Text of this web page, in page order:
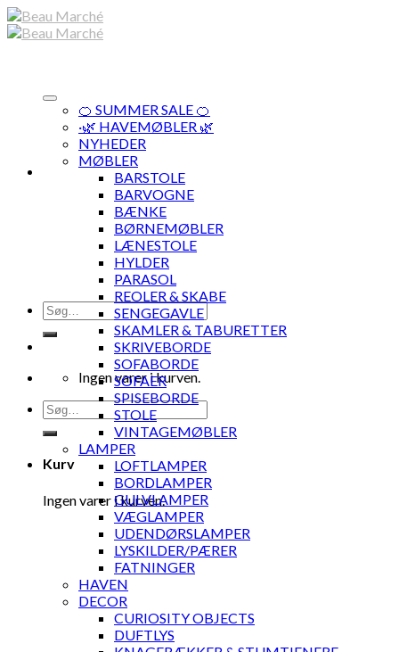
Skip
to
Søg
efter:
Ingen varer i kurven.
Søg
efter:
Kurv
Ingen varer i kurven.
🍊 SUMMER SALE 🍊
·🌿 HAVEMØBLER 🌿
NYHEDER
MØBLER
BARSTOLE
BARVOGNE
BÆNKE
BØRNEMØBLER
LÆNESTOLE
HYLDER
PARASOL
REOLER & SKABE
SENGEGAVLE
SKAMLER & TABURETTER
SKRIVEBORDE
SOFABORDE
SOFAER
SPISEBORDE
STOLE
VINTAGEMØBLER
LAMPER
LOFTLAMPER
BORDLAMPER
GULVLAMPER
VÆGLAMPER
UDENDØRSLAMPER
LYSKILDER/PÆRER
FATNINGER
HAVEN
DECOR
CURIOSITY OBJECTS
DUFTLYS